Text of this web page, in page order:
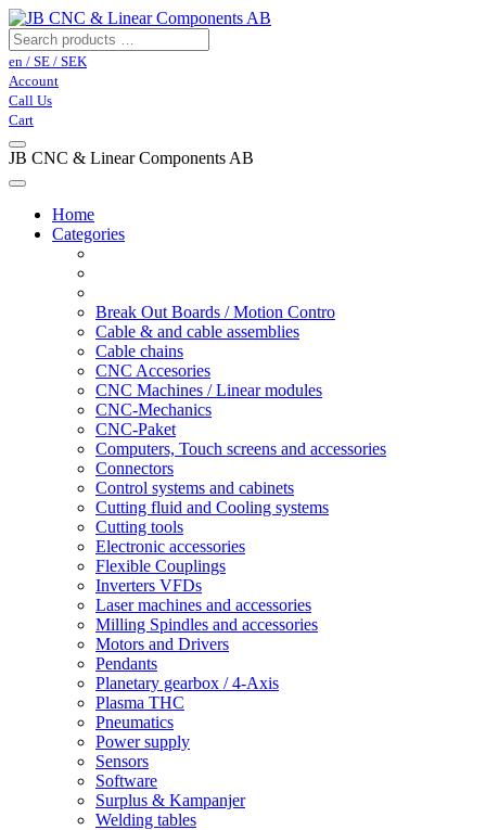
en / SE / SEK
Account
Call Us
Cart
JB CNC & Linear Components AB
Home
Categories
Break Out Boards / Motion Contro
Cable & and cable assemblies
Cable chains
CNC Accesories
CNC Machines / Linear modules
CNC-Mechanics
CNC-Paket
Computers, Touch screens and accessories
Connectors
Control systems and cabinets
Cutting fluid and Cooling systems
Cutting tools
Electronic accessories
Flexible Couplings
Inverters VFDs
Laser machines and accessories
Milling Spindles and accessories
Motors and Drivers
Pendants
Planetary gearbox / 4-Axis
Plasma THC
Pneumatics
Power supply
Sensors
Software
Surplus & Kampanjer
Welding tables